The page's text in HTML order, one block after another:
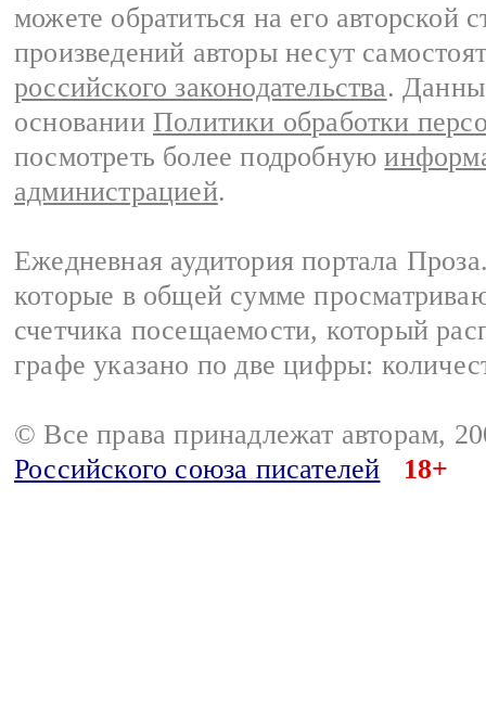
можете обратиться на его авторской
произведений авторы несут
российского законодательства.
основании Политики обработки
посмотреть более подробную
администрацией.
Ежедневная аудитория портала
которые в общей сумме
счетчика посещаемости, который
графе указано по две цифры:
© Все права принадлежат авторам,
Российского союза писателей
18+